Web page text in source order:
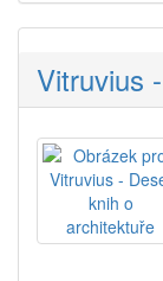
Vitruvius